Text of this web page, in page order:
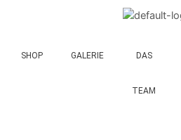
SHOP GALERIE DAS
TEAM